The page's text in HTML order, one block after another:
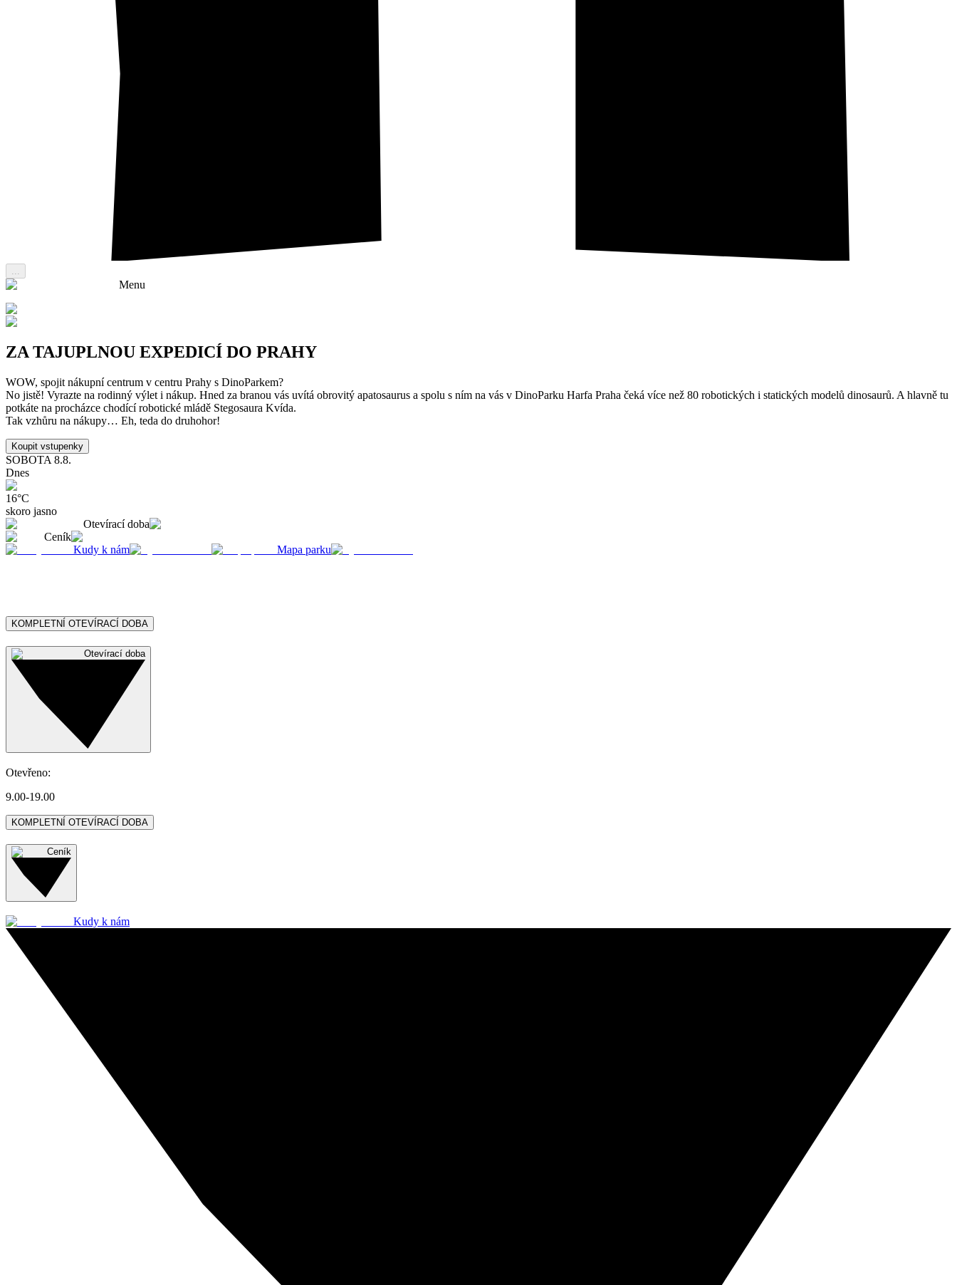
Menu
ZA TAJUPLNOU EXPEDICÍ DO PRAHY
WOW, spojit nákupní centrum v centru Prahy s DinoParkem?
No jistě! Vyrazte na rodinný výlet i nákup. Hned za branou vás uvítá obrovitý apatosaurus a spolu s ním na vás v DinoParku Harfa Praha čeká více než 80 robotických i statických modelů dinosaurů. A hlavně tu
potkáte na procházce chodící robotické mládě Stegosaura Kvída.
Tak vzhůru na nákupy… Eh, teda do druhohor!
Koupit vstupenky
SOBOTA 8.8.
Dnes
16°C
skoro jasno
Otevírací doba
Ceník
Kudy k nám
Mapa parku
KOMPLETNÍ OTEVÍRACÍ DOBA
Otevírací doba
Otevřeno:
9.00-19.00
KOMPLETNÍ OTEVÍRACÍ DOBA
Ceník
Kudy k nám